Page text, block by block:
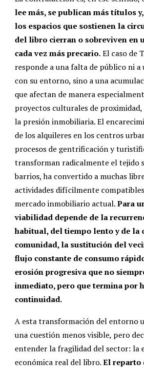
lee más, se publican más títulos
los espacios que sostienen la
del libro cierran o sobreviven en
cada vez más precario.El caso de
responde a una falta de público ni a
con su entorno, sino a una
que afectan de manera
proyectos culturales de
la presión inmobiliaria. El
de los alquileres en los centros
procesos de gentrificación y
transforman radicalmente el tejido
barrios, ha convertido a muchas
actividades difícilmente
mercado inmobiliario actual.Para
viabilidad depende de la
habitual, del tiempo lento y de la
comunidad, la sustitución del
flujo constante de consumo
erosión progresiva que no
inmediato, pero que termina por
continuidad.
A esta transformación del entorno
una cuestión menos visible, pero
entender la fragilidad del sector: la
económica real del libro.El reparto